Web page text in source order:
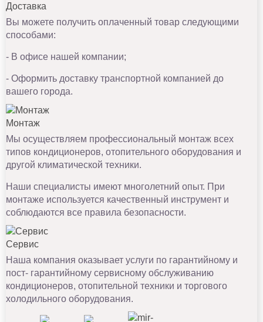
Доставка
Вы можете получить оплаченный товар следующими
способами:
- В офисе нашей компании;
- Оформить доставку транспортной компанией до
вашего города.
Монтаж
Мы осуществляем профессиональный монтаж всех
типов кондиционеров, отопительного оборудования и
другой климатической техники.
Наши специалисты имеют многолетний опыт. При
монтаже используется качественный инструмент и
соблюдаются все правила безопасности.
Сервис
Наша компания оказывает услуги по гарантийному и
пост- гарантийному сервисному обслуживанию
кондиционеров, отопительной техники и торгового
холодильного оборудования.